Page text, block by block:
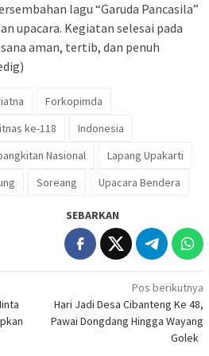
lagu “Garuda Pancasila”
upacara. Kegiatan selesai pada
aman, tertib, dan penuh
Forkopimda
ke-118
Indonesia
Nasional
Lapang Upakarti
Soreang Upacara Bendera
SEBARKAN
Pos berikutnya
Hari Jadi Desa Cibanteng Ke 48,
Pawai Dongdang Hingga Wayang
Golek ‎